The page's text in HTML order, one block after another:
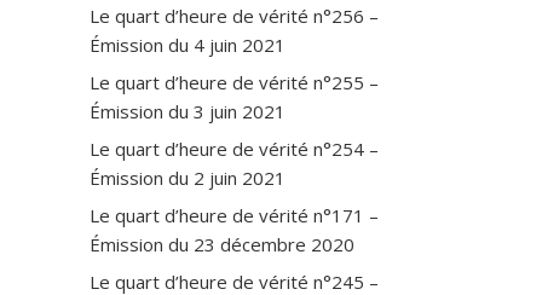
Le quart d’heure de vérité n°256 –
Émission du 4 juin 2021
Le quart d’heure de vérité n°255 –
Émission du 3 juin 2021
Le quart d’heure de vérité n°254 –
Émission du 2 juin 2021
Le quart d’heure de vérité n°171 –
Émission du 23 décembre 2020
Le quart d’heure de vérité n°245 –